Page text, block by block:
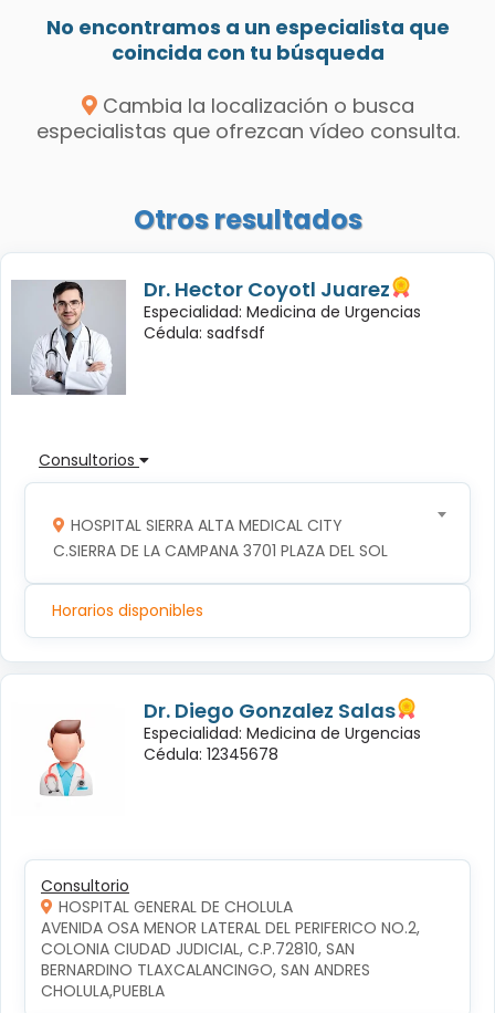
No encontramos a un especialista que
coincida con tu búsqueda
Cambia la localización o busca
especialistas que ofrezcan vídeo consulta.
Otros resultados
Dr. Hector Coyotl Juarez
Especialidad: Medicina de Urgencias
Cédula: sadfsdf
Consultorios
HOSPITAL SIERRA ALTA MEDICAL CITY
C.SIERRA DE LA CAMPANA 3701 PLAZA DEL SOL
Horarios disponibles
Dr. Diego Gonzalez Salas
Especialidad: Medicina de Urgencias
Cédula: 12345678
Consultorio
HOSPITAL GENERAL DE CHOLULA
AVENIDA OSA MENOR LATERAL DEL PERIFERICO NO.2,
COLONIA CIUDAD JUDICIAL, C.P.72810, SAN
BERNARDINO TLAXCALANCINGO, SAN ANDRES
CHOLULA,PUEBLA